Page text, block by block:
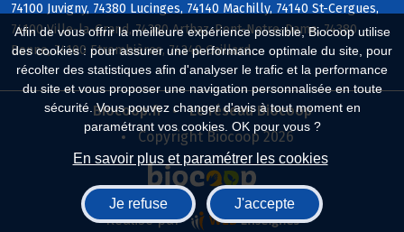
Afin de vous offrir la meilleure expérience possible, Biocoop utilise
des cookies : pour assurer une performance optimale du site, pour
récolter des statistiques afin d'analyser le trafic et la performance
du site et vous proposer une navigation personnalisée en toute
sécurité. Vous pouvez changer d'avis à tout moment en
paramétrant vos cookies. OK pour vous ?
En savoir plus et paramétrer les cookies
Je refuse J'accepte
74100 Juvigny, 74380 Lucinges, 74140 Machilly, 74140 St-Cergues,
74100 Ville-la-Grand, 74380 Arthaz-Pont-Notre-Dame, 74380
Bonne, 74100 Etrembières, 74240 Gaillard
Biocoop.fr
Le réseau Biocoop
Copyright Biocoop 2026
Réalisé par